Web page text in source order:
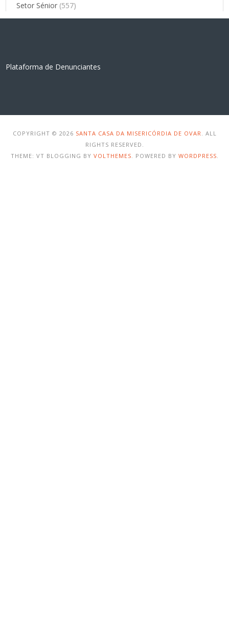
Setor Sénior (557)
Plataforma de Denunciantes
COPYRIGHT © 2026 SANTA CASA DA MISERICÓRDIA DE OVAR . ALL
RIGHTS RESERVED.
THEME: VT BLOGGING BY VOLTHEMES . POWERED BY WORDPRESS